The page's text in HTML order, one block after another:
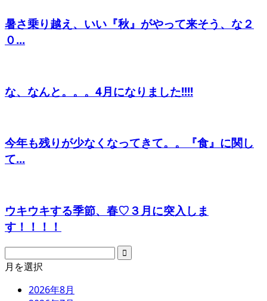
暑さ乗り越え、いい『秋』がやって来そう、な２
０...
な、なんと。。。4月になりました!!!!
今年も残りが少なくなってきて。。『食』に関し
て...
ウキウキする季節、春♡３月に突入しま
す！！！！
月を選択
2026年8月